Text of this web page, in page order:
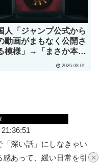
×
人「ジャンプ公式から
動画がまもなく公開さ
模様」→「まさか本当
2026.08.01
深い話」にしなきゃい
あって、緩い日常を引